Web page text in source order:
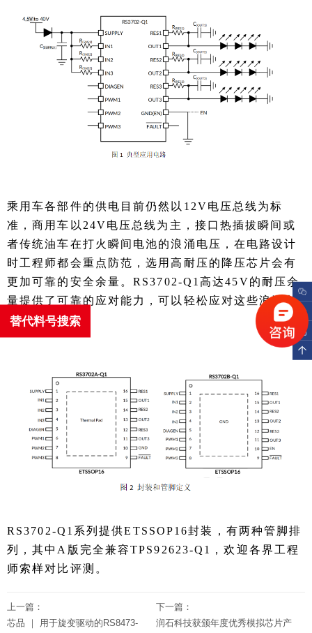
乘用车各部件的供电目前仍然以12V电压总线为标
准，商用车以24V电压总线为主，接口热插拔瞬间或
者传统油车在打火瞬间电池的浪涌电压，在电路设计
时工程师都会重点防范，选用高耐压的降压芯片会有
更加可靠的安全余量。RS3702-Q1高达45V的耐压余
量提供了可靠的应对能力，可以轻松应对这些浪涌电
压的冲击。
RS3702-Q1系列提供ETSSOP16封装，有两种管脚排
列，其中A版完全兼容TPS92623-Q1，欢迎各界工程
师索样对比评测。
上一篇：
芯品 ｜ 用于旋变驱动的RS8473-
下一篇：
润石科技获颁年度优秀模拟芯片产
替代料号搜索